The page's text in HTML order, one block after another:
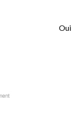
Oui